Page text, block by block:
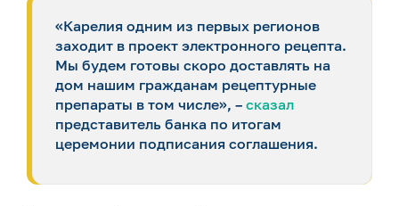
«Карелия одним из первых регионов
заходит в проект электронного рецепта.
Мы будем готовы скоро доставлять на
дом нашим гражданам рецептурные
препараты в том числе», – сказал
представитель банка по итогам
церемонии подписания соглашения.